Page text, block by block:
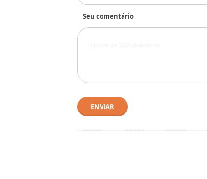
Seu comentário
ENVIAR